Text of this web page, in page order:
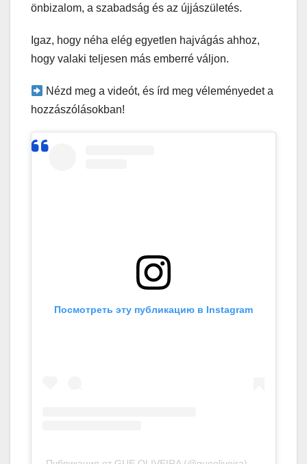
önbizalom, a szabadság és az újjászületés.
Igaz, hogy néha elég egyetlen hajvágás ahhoz,
hogy valaki teljesen más emberré váljon.
Nézd meg a videót, és írd meg véleményedet a
hozzászólásokban!
Посмотреть эту публикацию в Instagram